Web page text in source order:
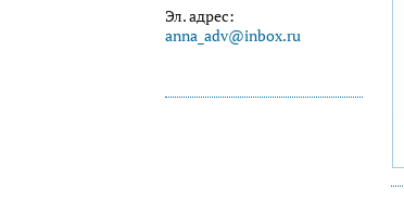
Эл. адрес:
anna_adv@inbox.ru